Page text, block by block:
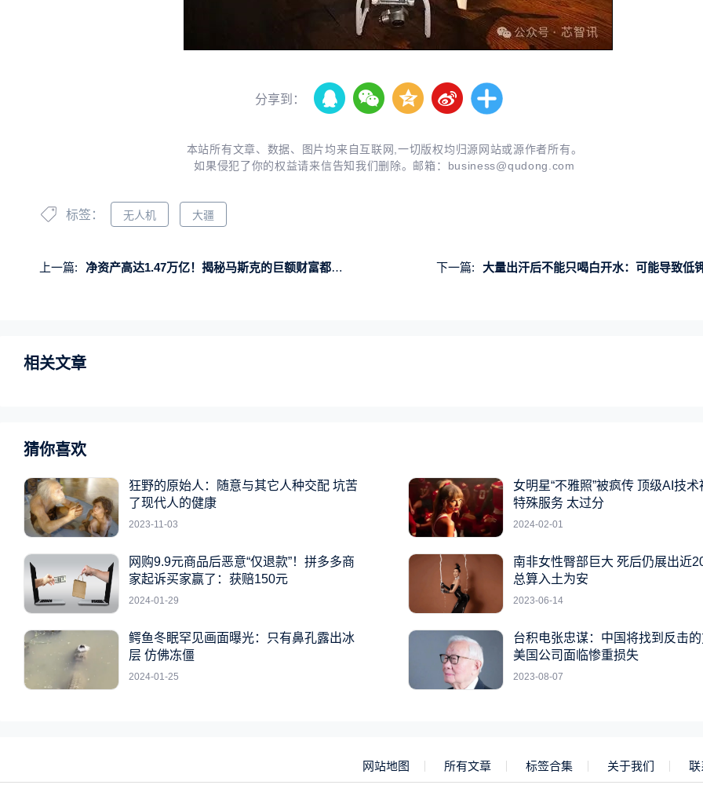
分享到：
本站所有文章、数据、图片均来自互联网,一切版权均归源网站或源作者所有。
如果侵犯了你的权益请来信告知我们删除。邮箱： business@qudong.com
标签： 无人机 大疆
上一篇: 净资产高达1.47万亿！揭秘马斯克的巨额财富都来自何处 下一篇: 大量出汗后不能只喝白开水：可能导致低
相关文章
猜你喜欢
狂野的原始人：随意与其它人种交配 坑苦
了现代人的健康
2023-11-03
女明星“不雅照”被疯传 顶级AI技
特殊服务 太过分
2024-02-01
网购9.9元商品后恶意“仅退款”！拼多多商
家起诉买家赢了：获赔150元
2024-01-29
南非女性臀部巨大 死后仍展出近
总算入土为安
2023-06-14
鳄鱼冬眠罕见画面曝光：只有鼻孔露出冰
层 仿佛冻僵
2024-01-25
台积电张忠谋：中国将找到反击
美国公司面临惨重损失
2023-08-07
网站地图 所有文章 标签合集 关于我们 联